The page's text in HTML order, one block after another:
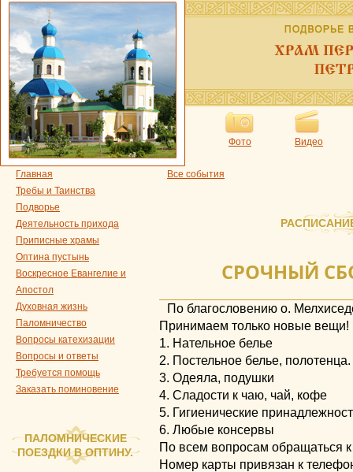
Фото Видео
Главная
Требы и Таинства
Подворье
Деятельность прихода
Приписные храмы
Оптина пустынь
Воскресное Евангелие и
Апостол
Духовная жизнь
Паломничество
Вопросы катехизации
Вопросы и ответы
Требуется помощь
Заказать поминовение
ПАЛОМНИЧЕСКИЕ
ПОЕЗДКИ В ОПТИНУ.
Все события
СРОЧНЫЙ
По благословению о.
Принимаем только новые вещи!
1. Нательное белье
2. Постельное белье, полотенца.
3. Одеяла, подушки
4. Сладости к чаю, чай, кофе
5. Гигиенические
6. Любые консервы
По всем вопросам обращаться
Номер карты привязан к